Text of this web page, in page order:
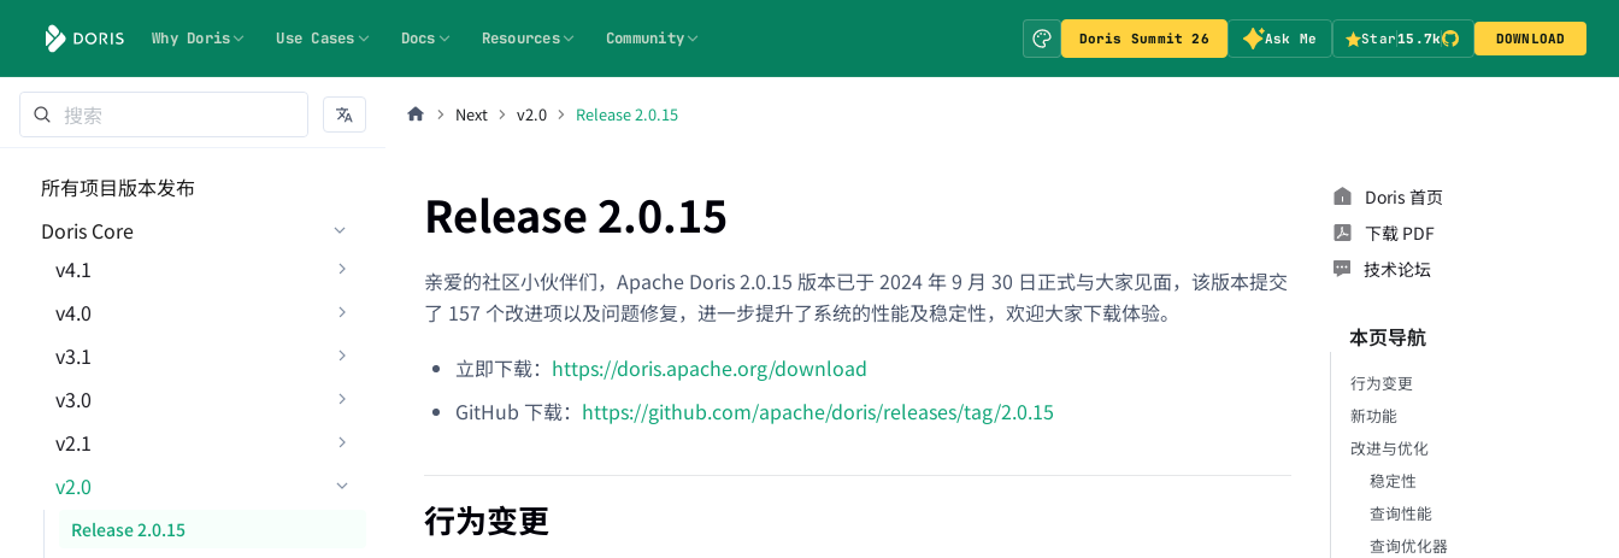
Why Doris Use Cases Docs Resources Community Doris Summit 26 Ask Me Star15.7k DOWNLOAD
所有项目版本发布
Doris Core
v4.1
v4.0
v3.1
v3.0
v2.1
v2.0
Release 2.0.15
Next v2.0 Release 2.0.15
Release 2.0.15
亲爱的社区小伙伴们，Apache Doris 2.0.15 版本已于 2024 年 9 月 30 日正式与大家见面，该版本提交
了 157 个改进项以及问题修复，进一步提升了系统的性能及稳定性，欢迎大家下载体验。
立即下载： https://doris.apache.org/download
GitHub 下载： https://github.com/apache/doris/releases/tag/2.0.15
行为变更
Doris 首页
下载 PDF
技术论坛
本页导航
行为变更
新功能
改进与优化
稳定性
查询性能
查询优化器